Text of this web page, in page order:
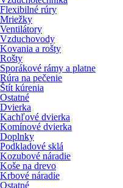
Flexibilné rúry
Mriežky
Ventilátory
Vzduchovody
Kovania a rošty
Rošty
Sporákové rámy a platne
Rúra na pečenie
Štít kúrenia
Ostatné
Dvierka
Kachľové dvierka
Komínové dvierka
Doplnky
Podkladové sklá
Kozubové náradie
Koše na drevo
Krbové náradie
Ostatné